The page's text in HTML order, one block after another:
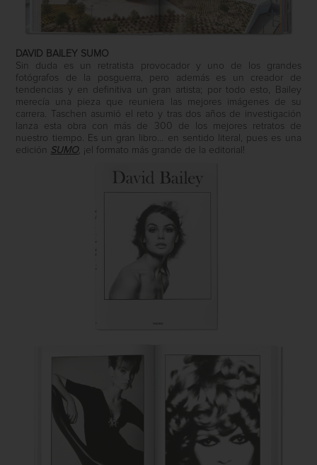
DAVID BAILEY SUMO
Sin duda es un retratista provocador y uno de los grandes
fotógrafos de la posguerra, pero además es un creador de
tendencias y en definitiva un gran artista; por todo esto, Bailey
merecía una pieza que reuniera las mejores imágenes de su
carrera. Taschen asumió el reto y tras dos años de investigación
lanza esta obra con más de 300 de los mejores retratos de
nuestro tiempo. Es un gran libro… en sentido literal, pues es una
edición SUMO, ¡el formato más grande de la editorial!